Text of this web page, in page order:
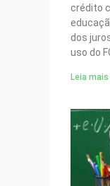
crédito
dos
uso do
Leia mais